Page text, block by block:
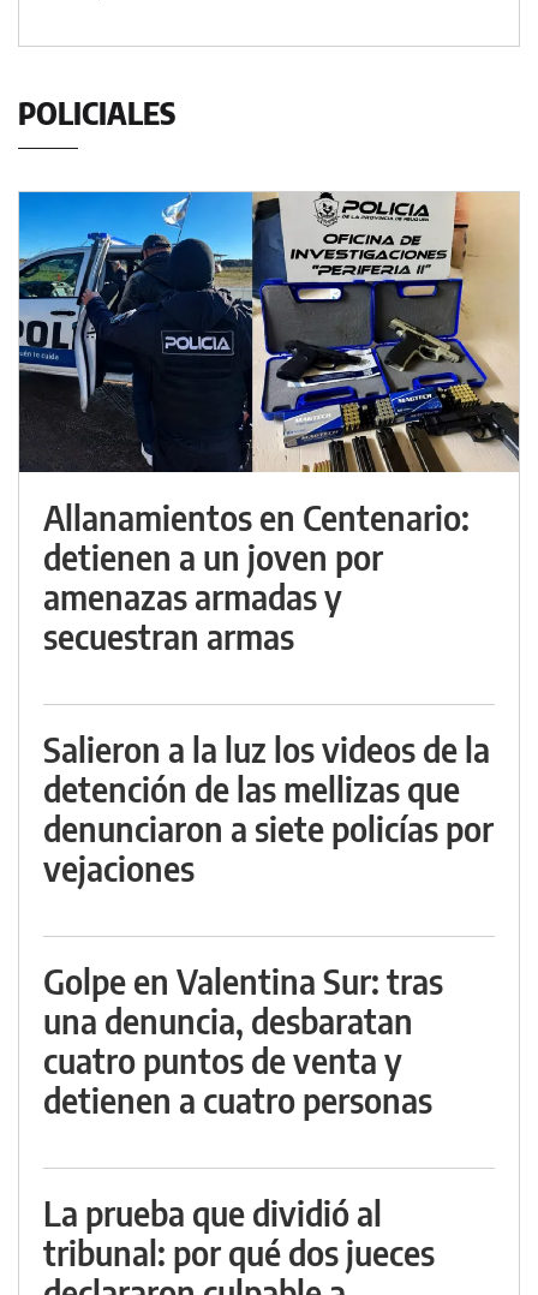
POLICIALES
Allanamientos en Centenario:
detienen a un joven por
amenazas armadas y
secuestran armas
Salieron a la luz los videos de la
detención de las mellizas que
denunciaron a siete policías por
vejaciones
Golpe en Valentina Sur: tras
una denuncia, desbaratan
cuatro puntos de venta y
detienen a cuatro personas
La prueba que dividió al
tribunal: por qué dos jueces